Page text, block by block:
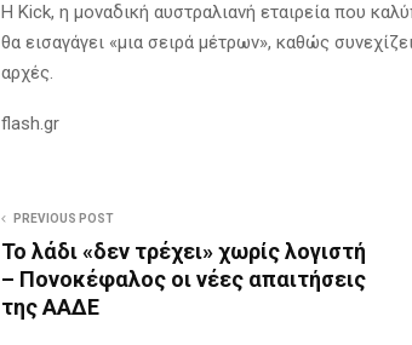
Η Kick, η μοναδική αυστραλιανή εταιρεία που
θα εισαγάγει «μια σειρά μέτρων», καθώς
αρχές.
flash.gr
PREVIOUS POST
Το λάδι «δεν τρέχει» χωρίς λογιστή
– Πονοκέφαλος οι νέες απαιτήσεις
της ΑΑΔΕ